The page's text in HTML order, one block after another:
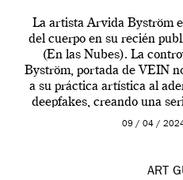
La artista Arvida Byström
del cuerpo en su recién
(En las Nubes). La
Byström, portada de VEIN
a su práctica artística al
deepfakes, creando una
por
09 / 04 /
ART